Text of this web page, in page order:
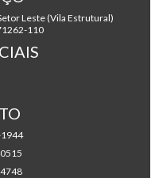
Leste (Vila Estrutural)
110